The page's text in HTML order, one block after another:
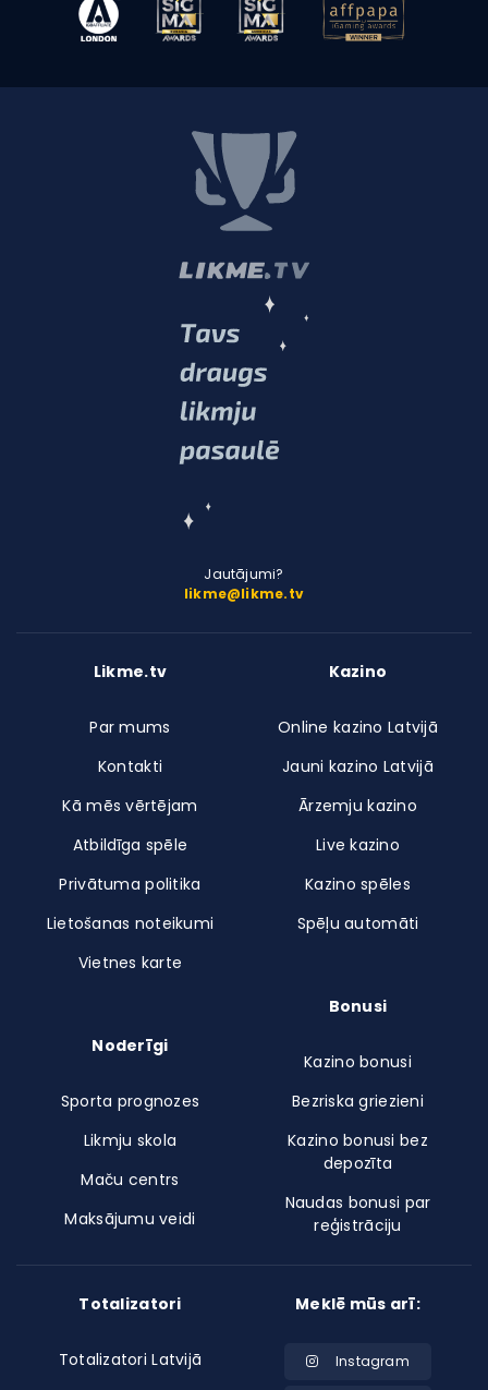
Jautājumi?
likme@likme.tv
Likme.tv
Par mums
Kontakti
Kā mēs vērtējam
Atbildīga spēle
Privātuma politika
Lietošanas noteikumi
Vietnes karte
Noderīgi
Sporta prognozes
Likmju skola
Maču centrs
Maksājumu veidi
Kazino
Online kazino Latvijā
Jauni kazino Latvijā
Ārzemju kazino
Live kazino
Kazino spēles
Spēļu automāti
Bonusi
Kazino bonusi
Bezriska griezieni
Kazino bonusi bez
depozīta
Naudas bonusi par
reģistrāciju
Totalizatori
Totalizatori Latvijā
Meklē mūs arī:
Instagram